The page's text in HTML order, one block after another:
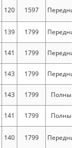
120 1597 Передний
139 1799 Передний
141 1799 Передний
143 1799 Передний
143 1799 Полный
141 1799 Полный
140 1799 Передний